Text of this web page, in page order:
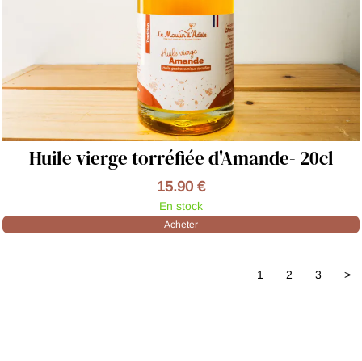
Huile vierge torréfiée d'Amande- 20cl
15.90 €
En stock
Acheter
1 2 3 >